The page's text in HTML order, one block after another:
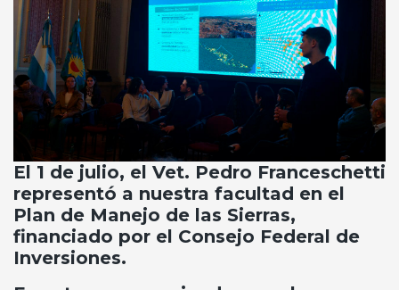
El 1 de julio, el Vet. Pedro Franceschetti
representó a nuestra facultad en el
Plan de Manejo de las Sierras,
financiado por el Consejo Federal de
Inversiones.